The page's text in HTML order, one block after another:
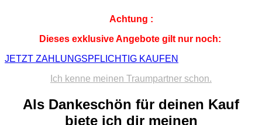
Achtung :
Dieses exklusive Angebote gilt nur noch:
JETZT ZAHLUNGSPFLICHTIG KAUFEN
Ich kenne meinen Traumpartner schon.
Als Dankeschön für deinen Kauf
biete ich dir meinen